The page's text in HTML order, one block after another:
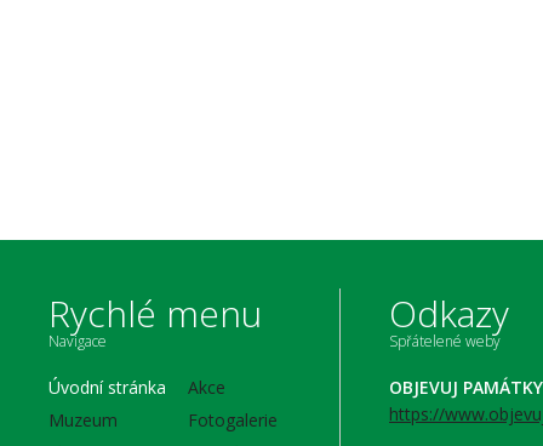
Rychlé menu
Navigace
Úvodní stránka
Muzeum
Akce
Fotogalerie
Odkazy
Spřátelené weby
OBJEVUJ PAMÁTKY
https://